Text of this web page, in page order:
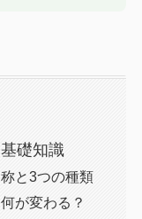
礎知識
と3つの種類
が変わる？